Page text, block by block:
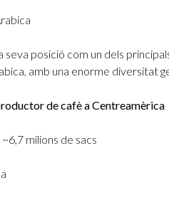
seva posició com un dels
amb una enorme diversitat
de cafè a Centreamèrica
milions de sacs